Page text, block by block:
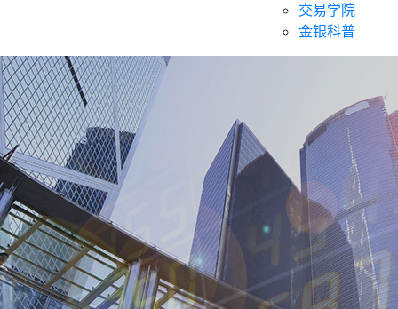
交易学院
金银科普